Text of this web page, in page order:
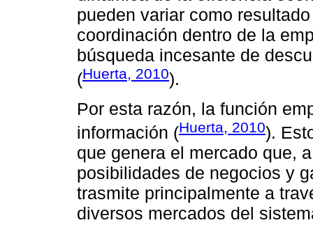
pueden variar como
coordinación dentro de la
búsqueda incesante de
(Huerta, 2010).
Por esta razón, la función
información (Huerta, 2010).
que genera el mercado que,
posibilidades de negocios y
trasmite principalmente a
diversos mercados del